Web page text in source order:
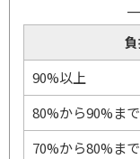
90%以上
80%から90%まで
70%から80%まで